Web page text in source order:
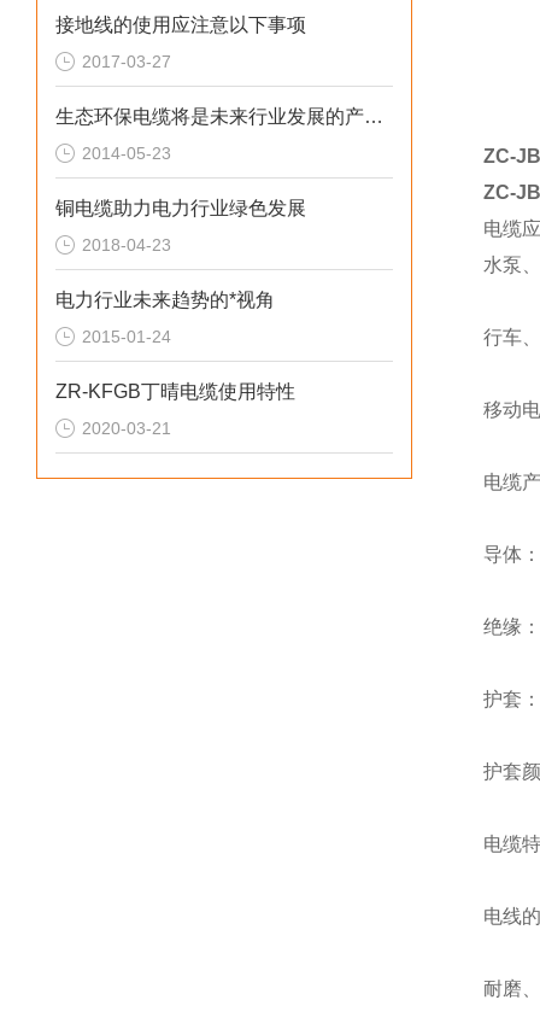
接地线的使用应注意以下事项
2017-03-27
生态环保电缆将是未来行业发展的产品方向
2014-05-23
铜电缆助力电力行业绿色发展
2018-04-23
电力行业未来趋势的*视角
2015-01-24
ZR-KFGB丁晴电缆使用特性
2020-03-21
ZC-
ZC-
电缆
水泵
行车
移动
电缆
导体
绝缘
护套
护套
电缆
电线
耐磨